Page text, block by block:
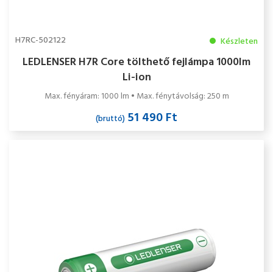
H7RC-502122 Készleten
LEDLENSER H7R Core tölthető fejlámpa 1000lm
Li-ion
Max. fényáram: 1000 lm • Max. fénytávolság: 250 m
(bruttó) 51 490 Ft